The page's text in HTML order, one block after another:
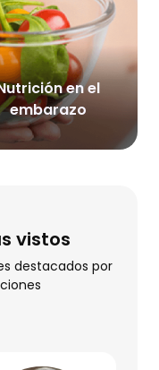
en el
embarazo
vistos
destacados por